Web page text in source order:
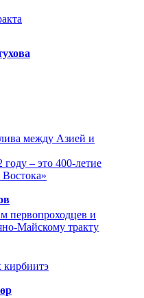
между Азией и
– это 400-летие
первопроходцев и
Майскому тракту
кирбиитэ